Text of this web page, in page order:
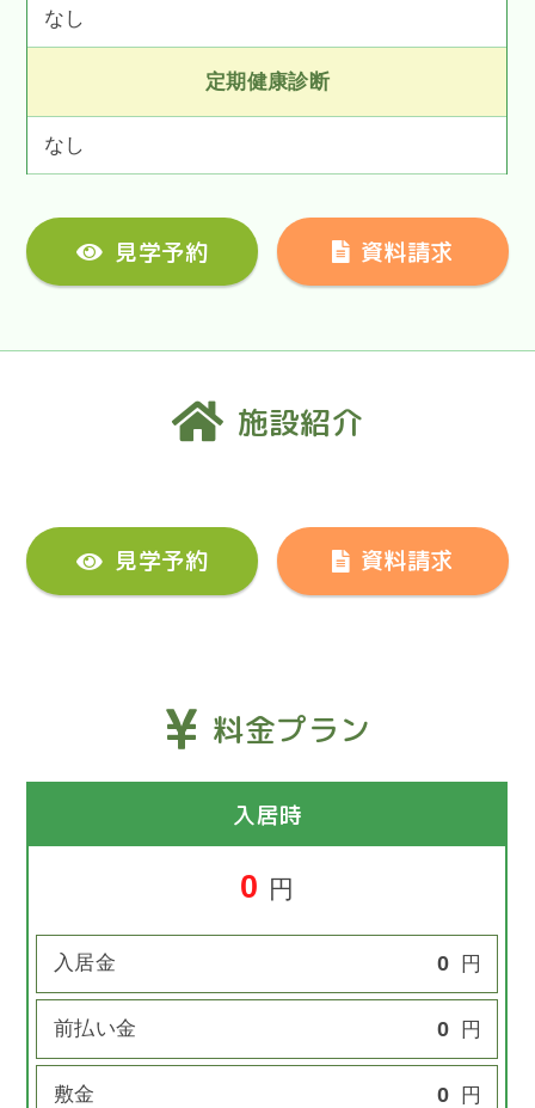
なし
定期健康診断
なし
見学予約 資料請求
施設紹介
見学予約 資料請求
料金プラン
入居時
0 円
入居金 0 円
前払い金 0 円
敷金 0 円